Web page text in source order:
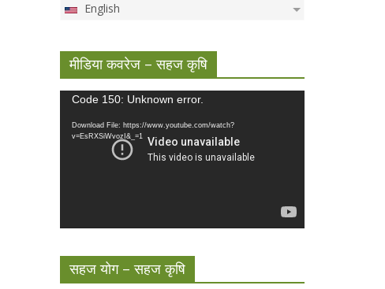
English
मीडिया कवरेज – सहज कृषि
Video
Code 150: Unknown error.
Download File: https://www.youtube.com/watch?
v=EsRXSiWvozI&_=1
सहज योग – सहज कृषि